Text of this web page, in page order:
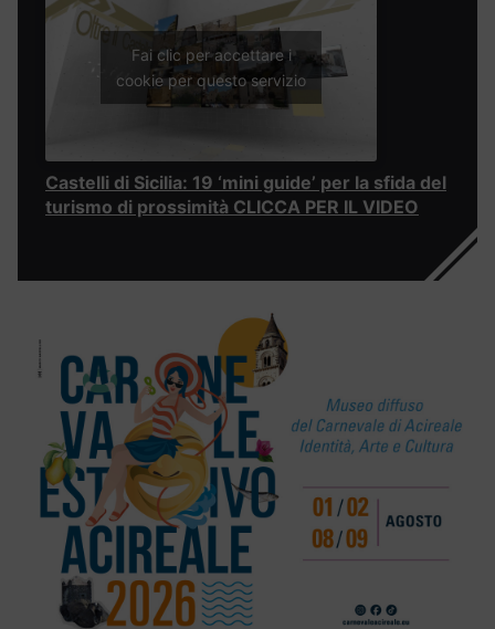
Fai clic per accettare i
cookie per questo servizio
Castelli di Sicilia: 19 ‘mini guide’ per la sfida del
turismo di prossimità CLICCA PER IL VIDEO